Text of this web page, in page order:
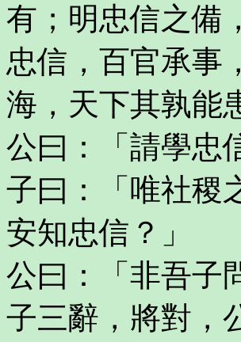
有；明忠信之備
忠信，百官承事
海，天下其孰能
公曰：「請學忠
子曰：「唯社稷
安知忠信？」
公曰：「非吾子
子三辭，將對，